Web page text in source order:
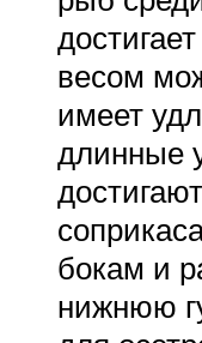
весом
имеет
длинные
бокам и
нижнюю